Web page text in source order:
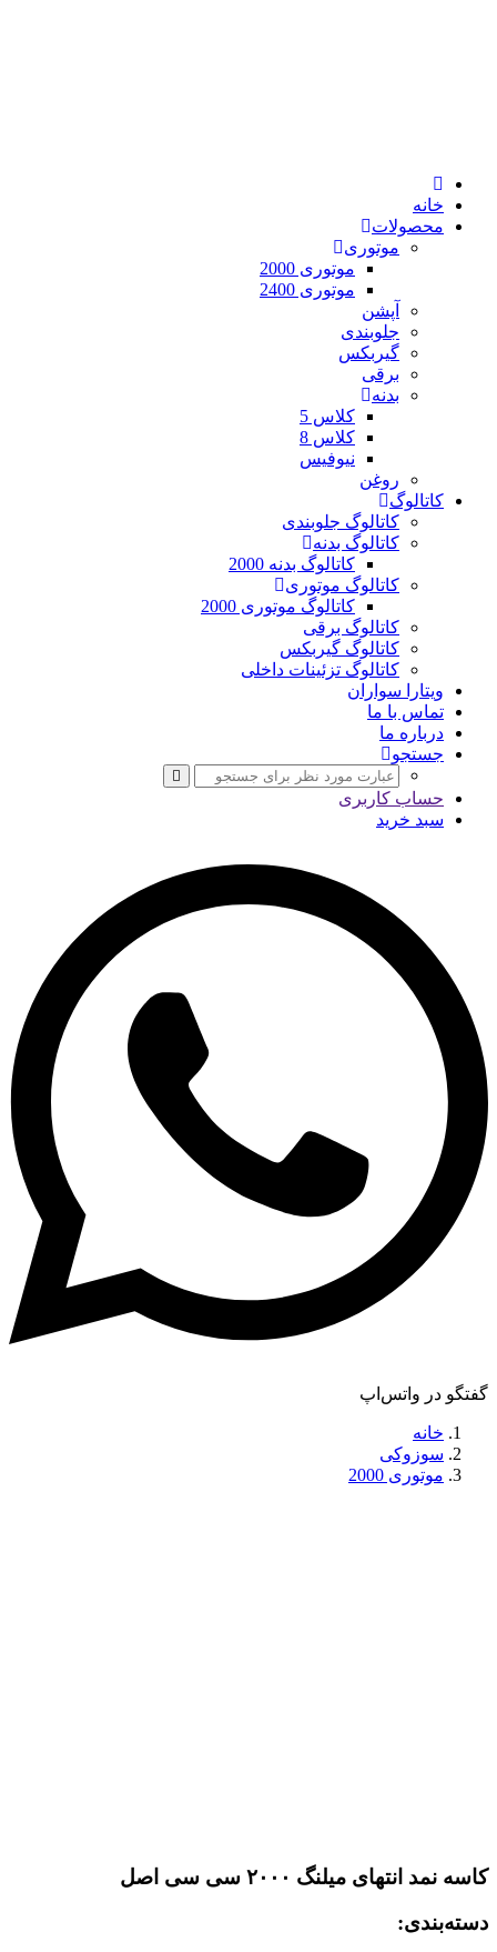
خانه
محصولات
موتوری
موتوری 2000
موتوری 2400
آپشن
جلوبندی
گیربکس
برقی
بدنه
کلاس 5
کلاس 8
نیوفیس
روغن
کاتالوگ
کاتالوگ جلوبندی
کاتالوگ بدنه
کاتالوگ بدنه 2000
کاتالوگ موتوری
کاتالوگ موتوری 2000
کاتالوگ برقی
کاتالوگ گیربکس
کاتالوگ تزئینات داخلی
ویتارا سواران
تماس با ما
درباره ما
جستجو
حساب کاربری
سبد خرید
گفتگو در واتس‌اپ
خانه
سوزوکی
موتوری 2000
کاسه نمد انتهای میلنگ ۲۰۰۰ سی سی اصل
دسته‌بندی: